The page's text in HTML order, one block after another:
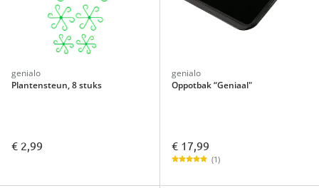
genialo
Plantensteun, 8 stuks
€ 2,99
genialo
Oppotbak “Geniaal"
€ 17,99
(1)